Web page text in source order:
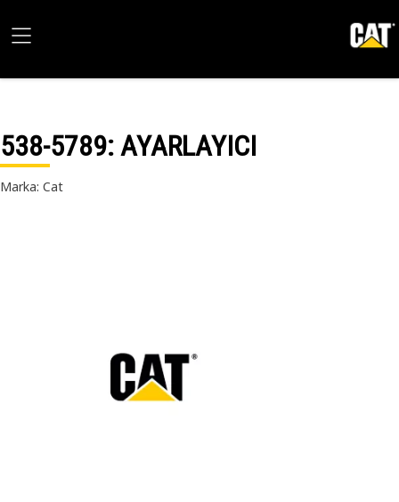
538-5789: AYARLAYICI
Marka: Cat